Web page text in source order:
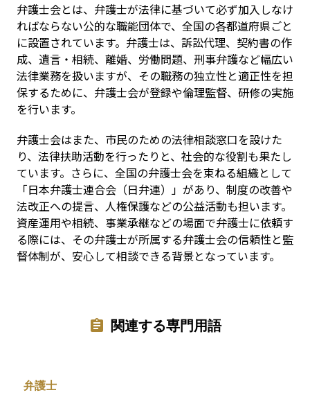
弁護士会とは、弁護士が法律に基づいて必ず加入しなけ
ればならない公的な職能団体で、全国の各都道府県ごと
に設置されています。弁護士は、訴訟代理、契約書の作
成、遺言・相続、離婚、労働問題、刑事弁護など幅広い
法律業務を扱いますが、その職務の独立性と適正性を担
保するために、弁護士会が登録や倫理監督、研修の実施
を行います。
弁護士会はまた、市民のための法律相談窓口を設けた
り、法律扶助活動を行ったりと、社会的な役割も果たし
ています。さらに、全国の弁護士会を束ねる組織として
「日本弁護士連合会（日弁連）」があり、制度の改善や
法改正への提言、人権保護などの公益活動も担います。
資産運用や相続、事業承継などの場面で弁護士に依頼す
る際には、その弁護士が所属する弁護士会の信頼性と監
督体制が、安心して相談できる背景となっています。
関連する専門用語
弁護士